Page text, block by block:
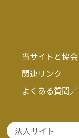
当サイトと協
関連リンク
よくある質問
法人サイト